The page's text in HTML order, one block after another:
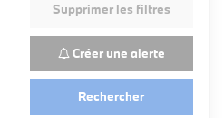
Supprimer les filtres
Créer une alerte
Rechercher